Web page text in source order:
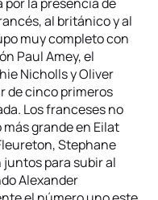
al británico y al
muy completo con
Paul Amey, el
Nicholls y Oliver
de cinco primeros
Los franceses no
grande en Eilat
Stephane
para subir al
Alexander